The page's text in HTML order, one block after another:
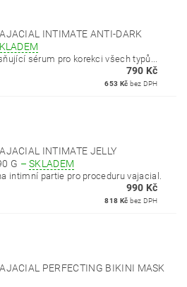
INTIMATE ANTI-DARK
sérum pro korekci všech typů...
790 Kč
653 Kč bez DPH
INTIMATE JELLY
G –SKLADEM
intimní partie pro proceduru vajacial.
990 Kč
818 Kč bez DPH
PERFECTING BIKINI MASK